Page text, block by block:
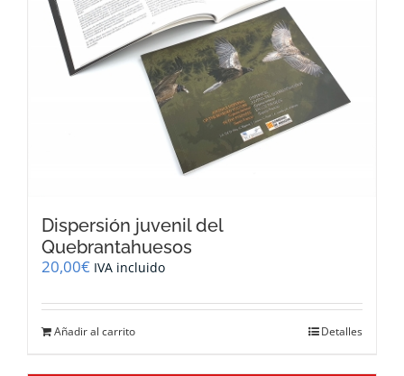
Dispersión juvenil del
Quebrantahuesos
20,00€ IVA incluido
Añadir al carrito Detalles